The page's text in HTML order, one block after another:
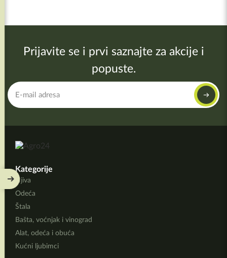
Prijavite se i prvi saznajte za akcije i
popuste.
Kategorije
Njiva
Odeća
Štala
Bašta, voćnjak i vinograd
Alat, odeća i obuća
Kućni ljubimci